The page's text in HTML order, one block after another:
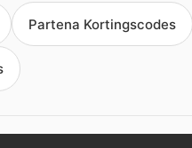
Partena Kortingscodes